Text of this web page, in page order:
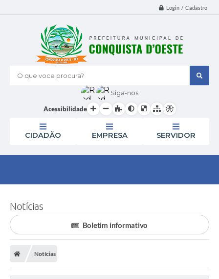
Login / Cadastro
O que voce procura?
Siga-nos
Acessibilidade
CIDADÃO EMPRESA SERVIDOR
Notícias
Boletim informativo
Notícias